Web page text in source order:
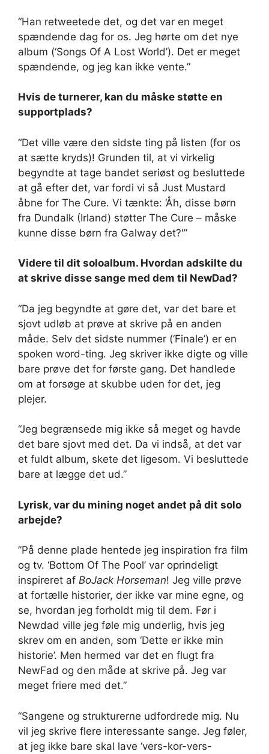
“Han retweetede det, og det var en meget
spændende dag for os. Jeg hørte om det nye
album (‘Songs Of A Lost World’). Det er meget
spændende, og jeg kan ikke vente.”
Hvis de turnerer, kan du måske støtte en
supportplads?
“Det ville være den sidste ting på listen (for os
at sætte kryds)! Grunden til, at vi virkelig
begyndte at tage bandet seriøst og besluttede
at gå efter det, var fordi vi så Just Mustard
åbne for The Cure. Vi tænkte: ‘Åh, disse børn
fra Dundalk (Irland) støtter The Cure – måske
kunne disse børn fra Galway det?'”
Videre til dit soloalbum. Hvordan adskilte du
at skrive disse sange med dem til NewDad?
“Da jeg begyndte at gøre det, var det bare et
sjovt udløb at prøve at skrive på en anden
måde. Selv det sidste nummer (‘Finale’) er en
spoken word-ting. Jeg skriver ikke digte og ville
bare prøve det for første gang. Det handlede
om at forsøge at skubbe uden for det, jeg
plejer.
“Jeg begrænsede mig ikke så meget og havde
det bare sjovt med det. Da vi indså, at det var
et fuldt album, skete det ligesom. Vi besluttede
bare at lægge det ud.”
Lyrisk, var du mining noget andet på dit solo
arbejde?
”På denne plade hentede jeg inspiration fra film
og tv. ‘Bottom Of The Pool’ var oprindeligt
inspireret af BoJack Horseman! Jeg ville prøve
at fortælle historier, der ikke var mine egne, og
se, hvordan jeg forholdt mig til dem. Før i
Newdad ville jeg føle mig underlig, hvis jeg
skrev om en anden, som ‘Dette er ikke min
historie’. Men hermed var det en flugt fra
NewFad og den måde at skrive på. Jeg var
meget friere med det.”
“Sangene og strukturerne udfordrede mig. Nu
vil jeg skrive flere interessante sange. Jeg føler,
at jeg ikke bare skal lave ‘vers-kor-vers-